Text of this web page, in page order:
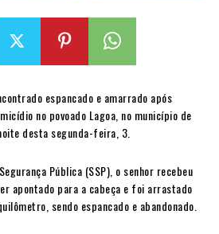
espancado e amarrado após
no povoado Lagoa, no município de
desta segunda-feira, 3.
Pública (SSP), o senhor recebeu
apontado para a cabeça e foi arrastado
sendo espancado e abandonado.